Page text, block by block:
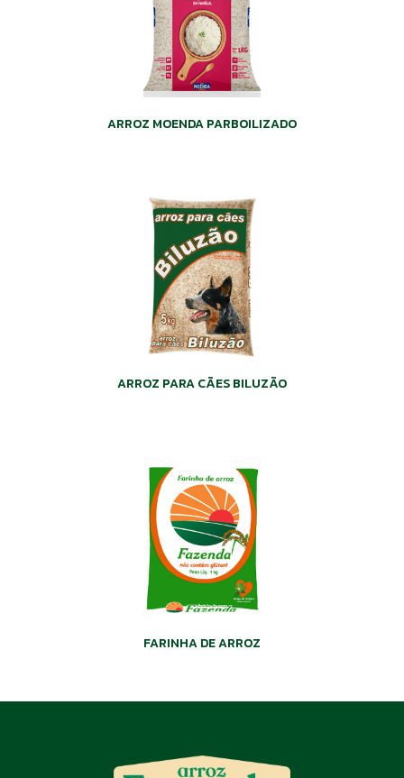
ARROZ MOENDA PARBOILIZADO
ARROZ PARA CÃES BILUZÃO
FARINHA DE ARROZ